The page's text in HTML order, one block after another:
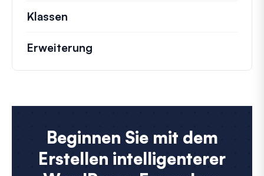
Klassen
Erweiterung
Beginnen Sie mit dem
Erstellen intelligenterer